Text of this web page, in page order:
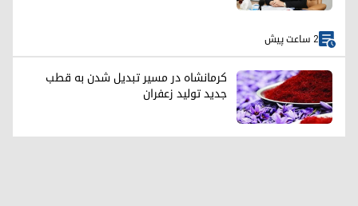
2 ساعت پیش
کرمانشاه در مسیر تبدیل شدن به قطب
جدید تولید زعفران